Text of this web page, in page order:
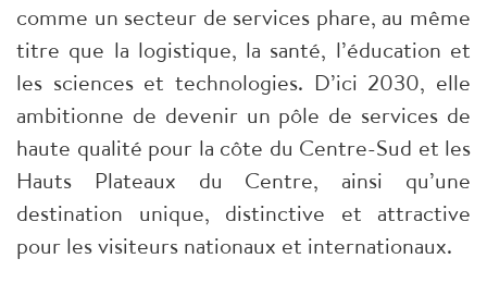
comme un secteur de services phare, au même
titre que la logistique, la santé, l’éducation et
les sciences et technologies. D’ici 2030, elle
ambitionne de devenir un pôle de services de
haute qualité pour la côte du Centre-Sud et les
Hauts Plateaux du Centre, ainsi qu’une
destination unique, distinctive et attractive
pour les visiteurs nationaux et internationaux.